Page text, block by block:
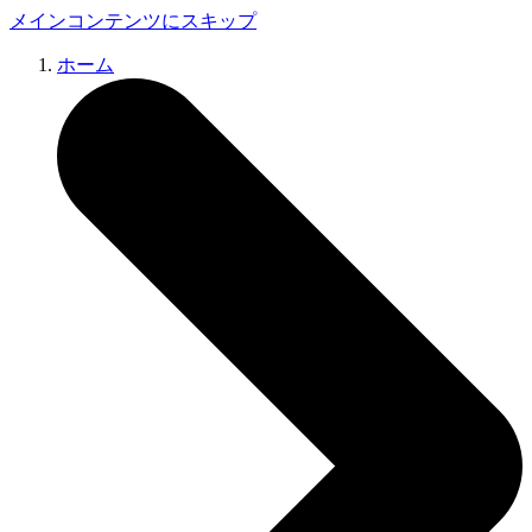
メインコンテンツにスキップ
ホーム